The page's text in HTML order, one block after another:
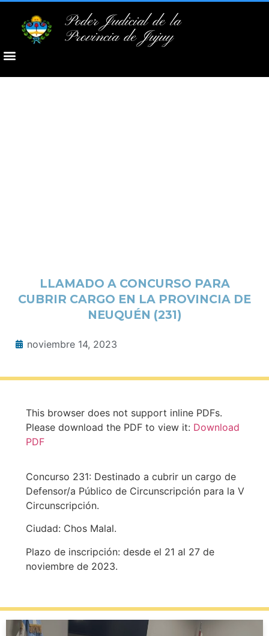
Poder Judicial de la
Provincia de Jujuy
LLAMADO A CONCURSO PARA
CUBRIR CARGO EN LA PROVINCIA DE
NEUQUÉN (231)
noviembre 14, 2023
This browser does not support inline PDFs.
Please download the PDF to view it: Download
PDF
Concurso 231: Destinado a cubrir un cargo de
Defensor/a Público de Circunscripción para la V
Circunscripción.
Ciudad: Chos Malal.
Plazo de inscripción: desde el 21 al 27 de
noviembre de 2023.